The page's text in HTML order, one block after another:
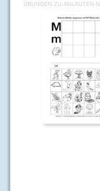
ÜBUNGEN-ZU-ANLAUTEN-